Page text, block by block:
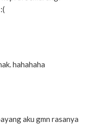
hahahaha
aku gmn rasanya